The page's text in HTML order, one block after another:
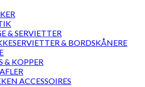
& SERVIETTER
& BORDSKÅNERE
& KOPPER
ACCESSOIRES